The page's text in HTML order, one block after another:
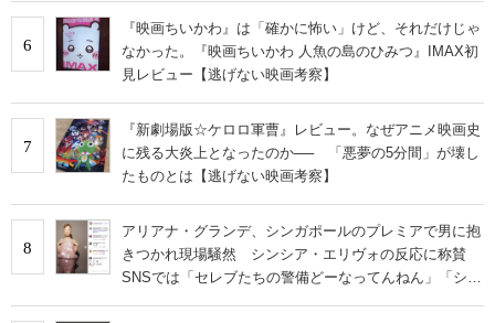
6
『映画ちいかわ』は「確かに怖い」けど、それだけじゃ
なかった。『映画ちいかわ 人魚の島のひみつ』IMAX初
見レビュー【逃げない映画考察】
7
『新劇場版☆ケロロ軍曹』レビュー。なぜアニメ映画史
に残る大炎上となったのか── 「悪夢の5分間」が壊し
たものとは【逃げない映画考察】
8
アリアナ・グランデ、シンガポールのプレミアで男に抱
きつかれ現場騒然 シンシア・エリヴォの反応に称賛
SNSでは「セレブたちの警備どーなってんねん」「シン